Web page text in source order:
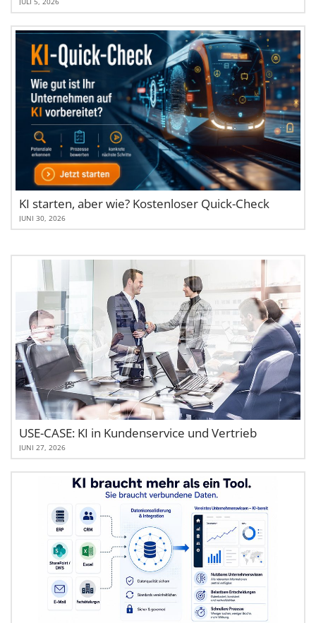
KI starten, aber wie? Kostenloser Quick-Check
JUNI 30, 2026
USE-CASE: KI in Kundenservice und Vertrieb
JUNI 27, 2026